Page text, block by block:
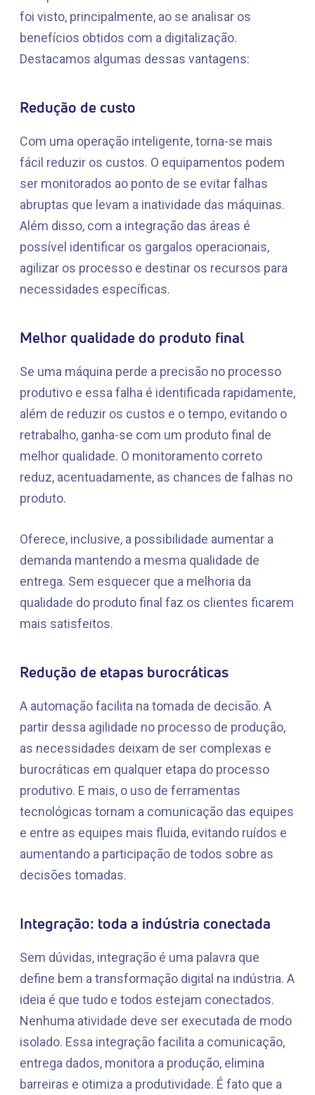
foi visto, principalmente, ao se analisar os
benefícios obtidos com a digitalização.
Destacamos algumas dessas vantagens:
Redução de custo
Com uma operação inteligente, torna-se mais
fácil reduzir os custos. O equipamentos podem
ser monitorados ao ponto de se evitar falhas
abruptas que levam a inatividade das máquinas.
Além disso, com a integração das áreas é
possível identificar os gargalos operacionais,
agilizar os processo e destinar os recursos para
necessidades específicas.
Melhor qualidade do produto final
Se uma máquina perde a precisão no processo
produtivo e essa falha é identificada rapidamente,
além de reduzir os custos e o tempo, evitando o
retrabalho, ganha-se com um produto final de
melhor qualidade. O monitoramento correto
reduz, acentuadamente, as chances de falhas no
produto.
Oferece, inclusive, a possibilidade aumentar a
demanda mantendo a mesma qualidade de
entrega. Sem esquecer que a melhoria da
qualidade do produto final faz os clientes ficarem
mais satisfeitos.
Redução de etapas burocráticas
A automação facilita na tomada de decisão. A
partir dessa agilidade no processo de produção,
as necessidades deixam de ser complexas e
burocráticas em qualquer etapa do processo
produtivo. E mais, o uso de ferramentas
tecnológicas tornam a comunicação das equipes
e entre as equipes mais fluida, evitando ruídos e
aumentando a participação de todos sobre as
decisões tomadas.
Integração: toda a indústria conectada
Sem dúvidas, integração é uma palavra que
define bem a transformação digital na indústria. A
ideia é que tudo e todos estejam conectados.
Nenhuma atividade deve ser executada de modo
isolado. Essa integração facilita a comunicação,
entrega dados, monitora a produção, elimina
barreiras e otimiza a produtividade. É fato que a